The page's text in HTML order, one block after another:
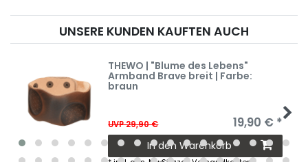
UNSERE KUNDEN KAUFTEN AUCH
THEWO | "Blume des Lebens"
Armband Brave breit | Farbe:
braun
UVP 29,90 € 19,90 € *
In den Warenkorb